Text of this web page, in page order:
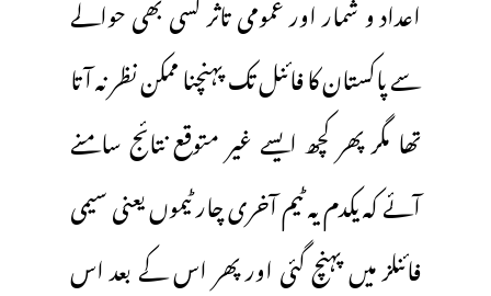
سے پاکستان کا فائنل تک پہنچنا ممکن نظر نہ آتا
تھا مگر پھر کچھ ایسے غیر متوقع نتائج سامنے
آئے کہ یکدم یہ ٹیم آخری چار ٹیموں یعنی سیمی
فائنلز میں پہنچ گئی اور پھر اس کے بعد اس